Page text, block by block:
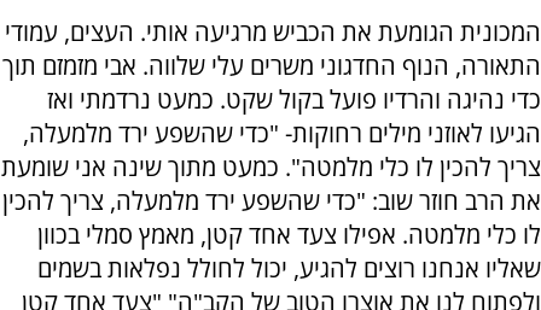
המכונית הגומעת את הכביש מרגיעה אותי. העצים, עמודי
התאורה, הנוף החדגוני משרים עלי שלווה. אבי מזמזם תוך
כדי נהיגה והרדיו פועל בקול שקט. כמעט נרדמתי ואז
הגיעו לאוזני מילים רחוקות- "כדי שהשפע ירד מלמעלה,
צריך להכין לו כלי מלמטה". כמעט מתוך שינה אני שומעת
את הרב חוזר שוב: "כדי שהשפע ירד מלמעלה, צריך להכין
לו כלי מלמטה. אפילו צעד אחד קטן, מאמץ סמלי בכוון
שאליו אנחנו רוצים להגיע, יכול לחולל נפלאות בשמים
ולפתוח לנו את אוצרו הטוב של הקב"ה" "צעד אחד קטן